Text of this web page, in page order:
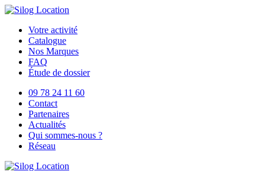
Votre activité
Catalogue
Nos Marques
FAQ
Étude de dossier
09 78 24 11 60
Contact
Partenaires
Actualités
Qui sommes-nous ?
Réseau